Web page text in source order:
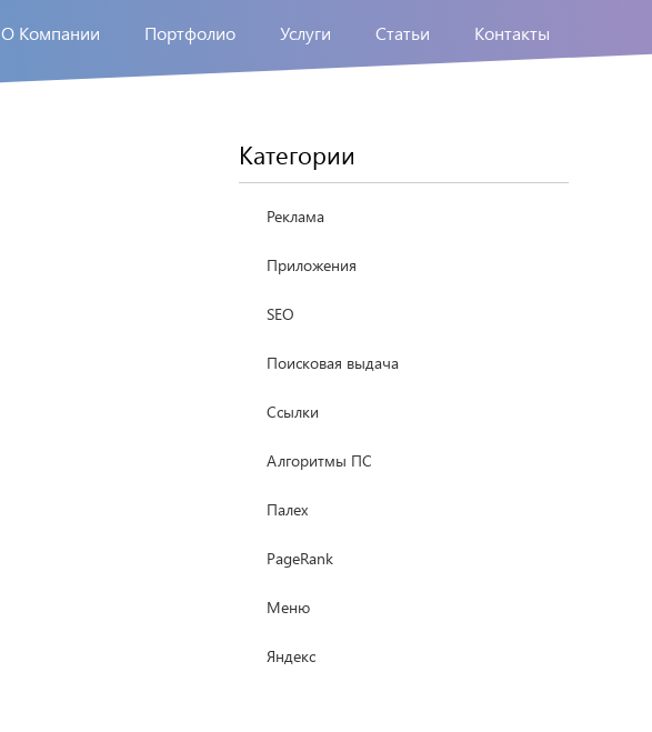
О Компании Портфолио Услуги Статьи Контакты
Категории
Реклама
Приложения
SEO
Поисковая выдача
Ссылки
Алгоритмы ПС
Палех
PageRank
Меню
Яндекс